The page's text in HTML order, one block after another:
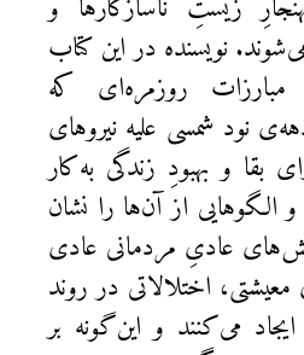
نویسنده در این کتاب
روزمره‌ای که
نود شمسی علیه نیروهای
بقا و بهبودِ زندگی به‌کار
الگوهایی از آن‌ها را نشان
عادیِ مردمانی عادی
اختلالاتی در روند
ایجاد می‌کنند و این‌گونه بر